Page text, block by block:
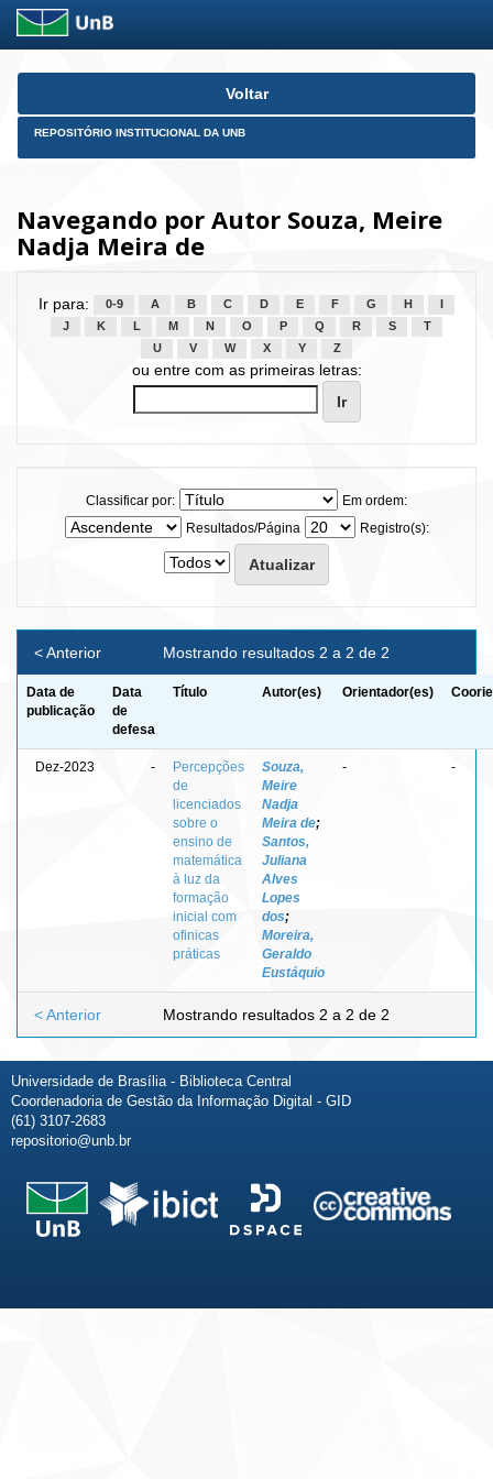
Skip
Voltar
REPOSITÓRIO INSTITUCIONAL DA UNB
Navegando por Autor Souza, Meire
Nadja Meira de
Ir para: 0-9 A B C D E F G H
J
K L M N O P Q R S
T
U
V W X Y Z
ou entre com as primeiras letras:
Classificar por:
Em ordem:
Resultados/Página
Registro(s):
Mostrando resultados 2 a 2 de 2
< Anterior
Data de
publicação
Data
de
defesa
Título Autor(es) Orientador(es)
Dez-2023 -
Percepções
de
licenciados
sobre o
ensino de
matemática
à luz da
formação
inicial com
ofinicas
práticas
Souza,
Meire
Nadja
Meira de;
Santos,
Juliana
Alves
Lopes
dos;
Moreira,
Geraldo
Eustáquio
- -
Mostrando resultados 2 a 2 de 2
< Anterior
Universidade de Brasília - Biblioteca Central
Coordenadoria de Gestão da Informação Digital - GID
(61) 3107-2683
repositorio@unb.br